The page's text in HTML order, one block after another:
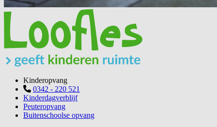
Kinderopvang
0342 - 220 521
Kinderdagverblijf
Peuteropvang
Buitenschoolse opvang